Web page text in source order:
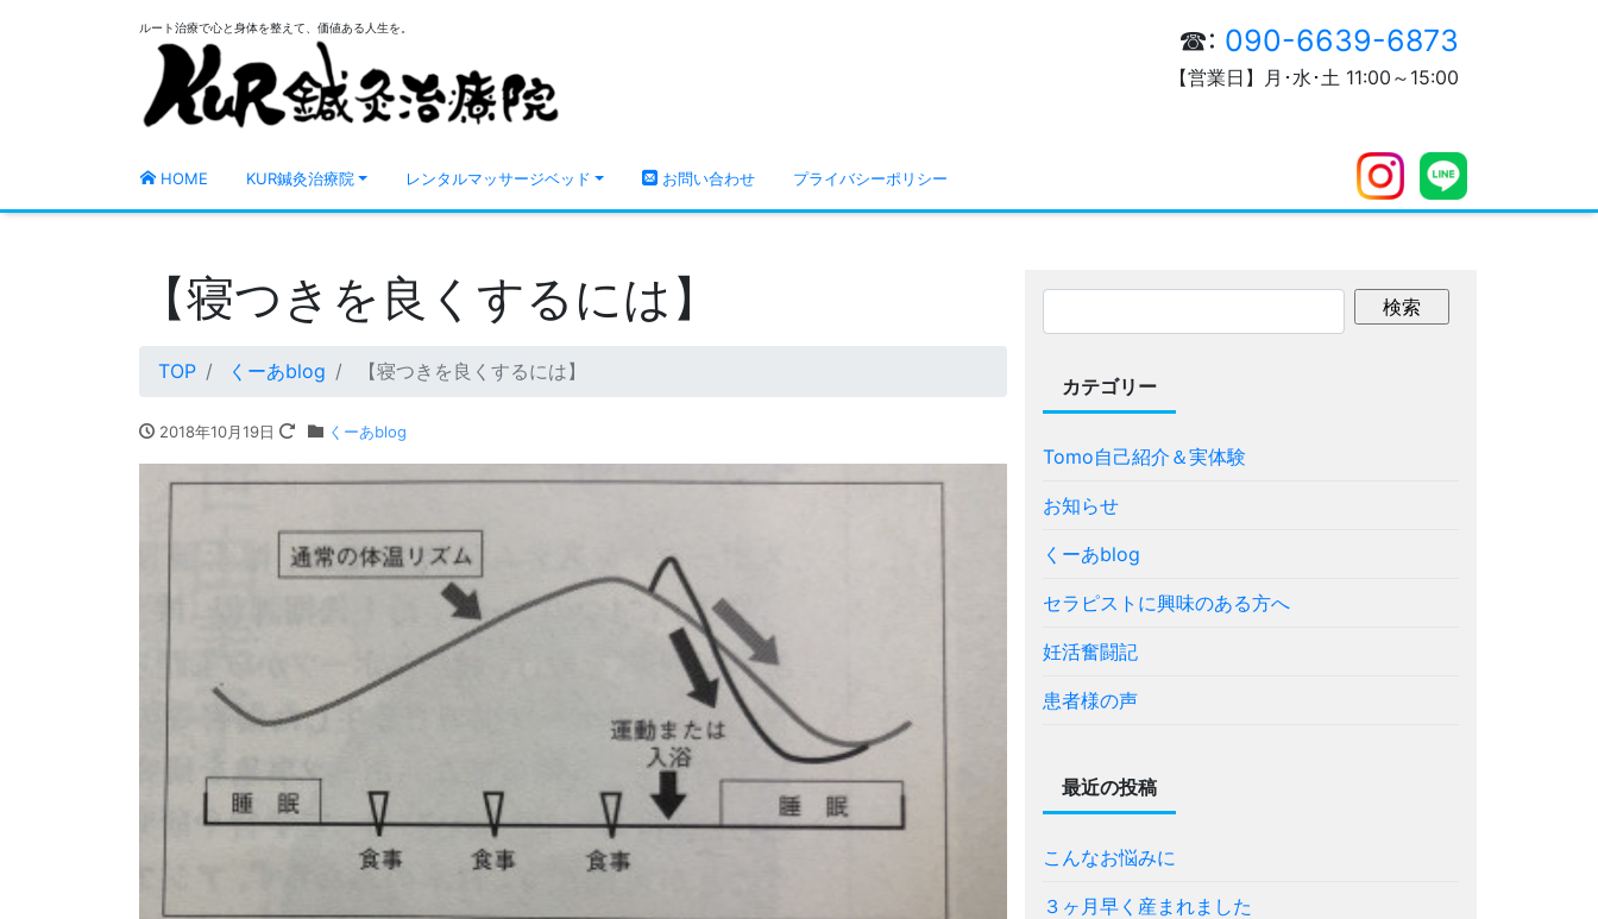
☎: 090-6639-6873
【営業日】月･水･土 11:00～15:00
ルート治療で心と身体を整えて、価値ある人生を。
HOME KUR鍼灸治療院 レンタルマッサージベッド お問い合わせ プライバシーポリシー
【寝つきを良くするには】
TOP くーあblog 【寝つきを良くするには】
2018年10月19日 くーあblog
カテゴリー
Tomo自己紹介＆実体験
お知らせ
くーあblog
セラピストに興味のある方へ
妊活奮闘記
患者様の声
最近の投稿
こんなお悩みに
３ヶ月早く産まれました